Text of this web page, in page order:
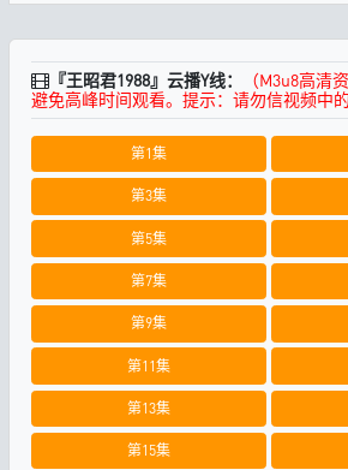
『王昭君1988』云播Y线：
（M3u8高清
避免高峰时间观看。提示：请勿信视频中
第1集
第3集
第5集
第7集
第9集
第11集
第13集
第15集